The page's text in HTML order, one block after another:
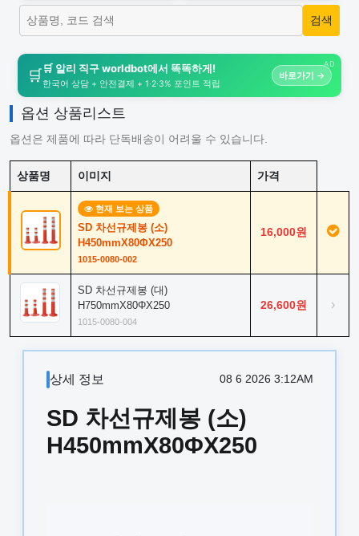
AD
🛒🛒 알리 직구 worldbot에서 똑똑하게!
한국어 상담 + 안전결제 + 1·2·3% 포인트 적립
바로가기 →
옵션 상품리스트
옵션은 제품에 따라 단독배송이 어려울 수 있습니다.
상품명 이미지 가격
현재 보는 상품
SD 차선규제봉 (소)
H450mmX80ΦX250
1015-0080-002
16,000원
SD 차선규제봉 (대)
H750mmX80ΦX250
1015-0080-004
26,600원 ›
상세 정보 08 6 2026 3:12AM
SD 차선규제봉 (소)
H450mmX80ΦX250